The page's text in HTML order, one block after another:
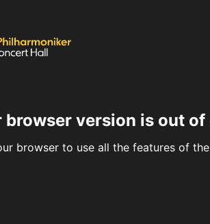
browser version is out of
browser to use all the features of